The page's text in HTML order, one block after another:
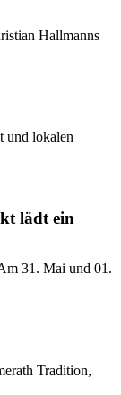
Hallmanns
und lokalen
lädt ein
31. Mai und 01.
Tradition,